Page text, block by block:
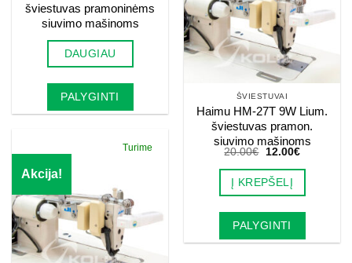
šviestuvas pramoninėms
siuvimo mašinoms
DAUGIAU
PALYGINTI ŠVIESTUVAI
Haimu HM-27T 9W Lium.
šviestuvas pramon.
siuvimo mašinoms
20.00€
Original
was:
20.00€.
12.00€Current
is:
Į KREPŠELĮ
PALYGINTI
Akcija!
Turime